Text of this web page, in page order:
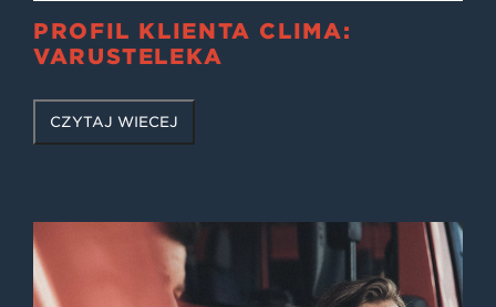
PROFIL KLIENTA CLIMA:
VARUSTELEKA
CZYTAJ WIĘCEJ